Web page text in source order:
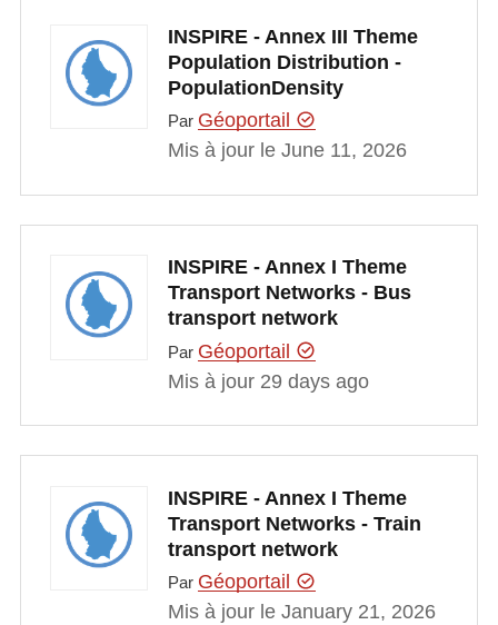
INSPIRE - Annex III Theme
Population Distribution -
PopulationDensity
Par Géoportail
Mis à jour le June 11, 2026
INSPIRE - Annex I Theme
Transport Networks - Bus
transport network
Par Géoportail
Mis à jour 29 days ago
INSPIRE - Annex I Theme
Transport Networks - Train
transport network
Par Géoportail
Mis à jour le January 21, 2026